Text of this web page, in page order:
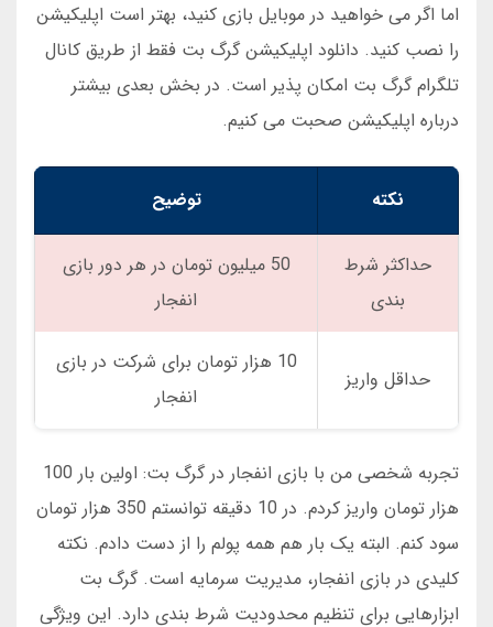
اما اگر می خواهید در موبایل بازی کنید، بهتر است اپلیکیشن
را نصب کنید. دانلود اپلیکیشن گرگ بت فقط از طریق کانال
تلگرام گرگ بت امکان پذیر است. در بخش بعدی بیشتر
درباره اپلیکیشن صحبت می کنیم.
نکته توضیح
حداکثر شرط
بندی
50 میلیون تومان در هر دور بازی
انفجار
حداقل واریز
10 هزار تومان برای شرکت در بازی
انفجار
تجربه شخصی من با بازی انفجار در گرگ بت: اولین بار 100
هزار تومان واریز کردم. در 10 دقیقه توانستم 350 هزار تومان
سود کنم. البته یک بار هم همه پولم را از دست دادم. نکته
کلیدی در بازی انفجار، مدیریت سرمایه است. گرگ بت
ابزارهایی برای تنظیم محدودیت شرط بندی دارد. این ویژگی